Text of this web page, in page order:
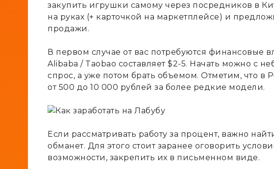
закупить игрушки самому через посредников в
на руках (+ карточкой на маркетплейсе) и
продажи.
В первом случае от вас потребуются финансовые
Alibaba / Taobao составляет $2-5. Начать можно с
спрос, а уже потом брать объемом. Отметим, что в
от 500 до 10 000 рублей за более редкие модели.
Если рассматривать работу за процент, важно
обманет. Для этого стоит заранее оговорить
возможности, закрепить их в письменном виде.